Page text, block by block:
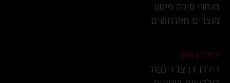
חומרי סיכה פיסט
מוצרים מאלחשים
דילדואים
דילדו דו צדדיכפול